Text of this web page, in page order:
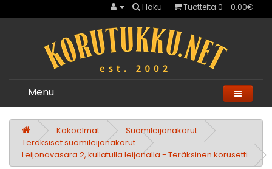
Haku Tuotteita 0 - 0.00€
Menu
Kokoelmat
Suomileijonakorut
Teräksiset suomileijonakorut
Leijonavasara 2, kullatulla leijonalla - Teräksinen korusetti